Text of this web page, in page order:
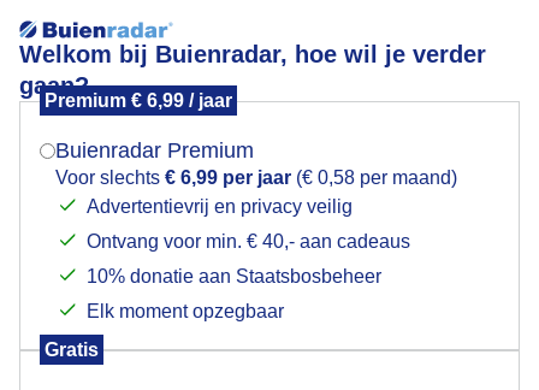
Welkom bij Buienradar, hoe wil je verder
gaan?
Premium € 6,99 / jaar
Buienradar Premium
Voor slechts € 6,99 per jaar (€ 0,58 per maand)
Advertentievrij en privacy veilig
Ontvang voor min. € 40,- aan cadeaus
10% donatie aan Staatsbosbeheer
Elk moment opzegbaar
Gratis
Fris groen
Mogen we je locatie gebruiken voor het
Indien je hier nog geen akkoord op hebt gegeven,
verschijnt er zo een pop-up uit je browser waarin
Is goed, toon de popup